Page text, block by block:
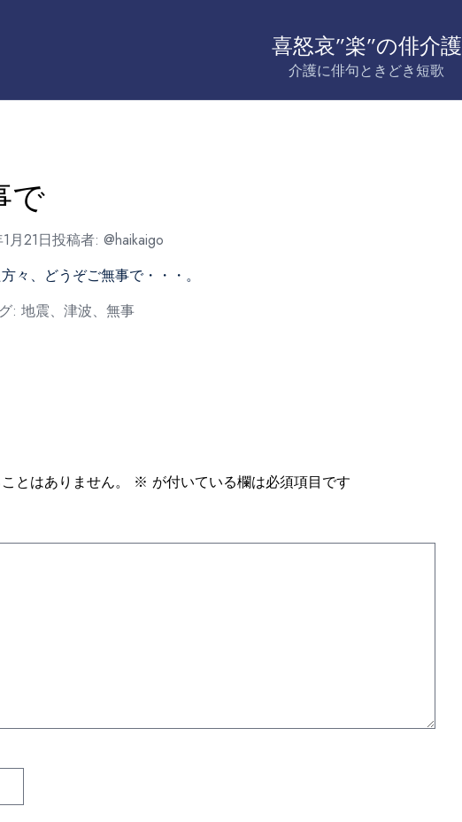
喜怒哀”楽”の俳介護
介護に俳句ときどき短歌
で
月21日投稿者: @haikaigo
々、どうぞご無事で・・・。
: 地震、津波、無事
とはありません。 ※ が付いている欄は必須項目です